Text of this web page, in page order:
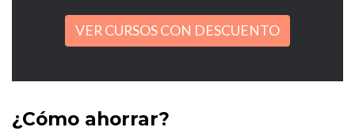
VER CURSOS CON DESCUENTO
¿Cómo ahorrar?